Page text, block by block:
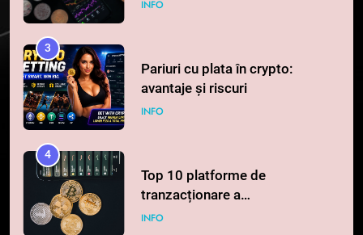
3
avantaje și riscuri
4
tranzacționare a
criptomonedelor în 2026